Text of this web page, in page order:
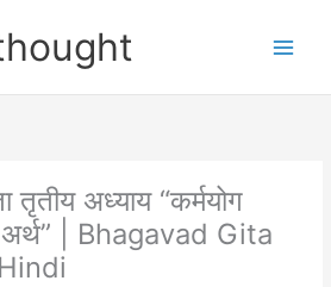
तृतीय अध्याय “कर्मयोग
अर्थ” | Bhagavad Gita